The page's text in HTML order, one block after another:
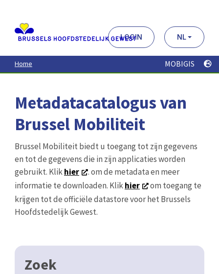
contenu
principal
LOGIN NL
Home MOBIGIS
Metadatacatalogus van
Brussel Mobiliteit
Brussel Mobiliteit biedt u toegang tot zijn gegevens
en tot de gegevens die in zijn applicaties worden
gebruikt. Klikhier
. om de metadata en meer
informatie te downloaden. Klikhier
om toegang te
krijgen tot de officiële datastore voor het Brussels
Hoofdstedelijk Gewest.
Zoek